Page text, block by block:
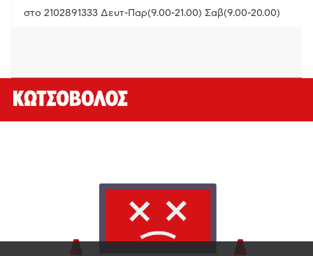
στο 2102891333 Δευτ-Παρ(9.00-21.00) Σαβ(9.00-20.00)